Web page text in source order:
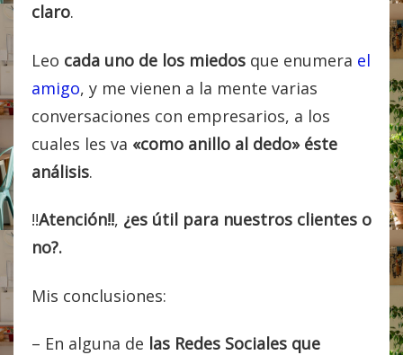
claro.
Leo cada uno de los miedos que enumera el
amigo, y me vienen a la mente varias
conversaciones con empresarios, a los
cuales les va «como anillo al dedo» éste
análisis.
!!Atención!!, ¿es útil para nuestros clientes o
no?.
Mis conclusiones:
– En alguna de las Redes Sociales que